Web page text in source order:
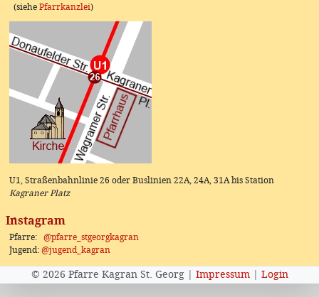
(siehe Pfarrkanzlei)
U1, Straßenbahnlinie 26 oder Buslinien 22A, 24A, 31A bis Station
Kagraner Platz
Instagram
Pfarre: @pfarre_stgeorgkagran
Jugend: @jugend_kagran
© 2026 Pfarre Kagran St. Georg | Impressum| Login